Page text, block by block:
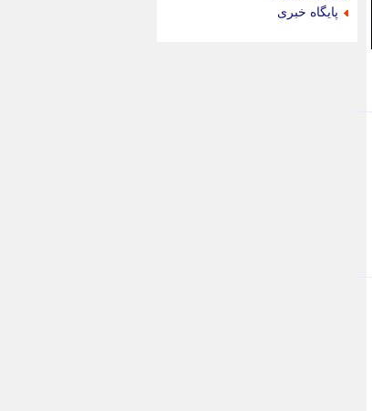
پایگاه خبری